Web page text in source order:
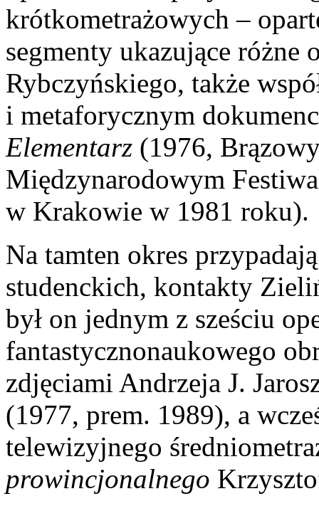
krótkometrażowych –
segmenty ukazujące różne
Rybczyńskiego, także
i metaforycznym
Elementarz (1976,
Międzynarodowym
w Krakowie w 1981 roku).
Na tamten okres
studenckich, kontakty
był on jednym z sześciu
fantastycznonaukowego
zdjęciami Andrzeja J.
(1977, prem. 1989), a
telewizyjnego
prowincjonalnego